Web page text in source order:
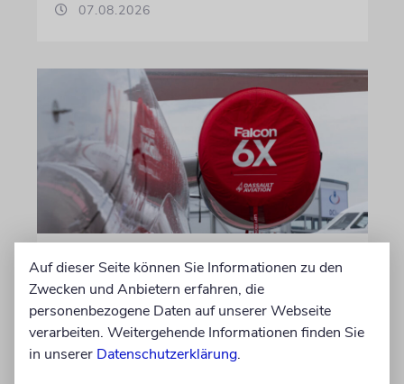
07.08.2026
DUBLIN
Wegen Israel-Boykott:
Irisches Regierungsflugzeug
kann nicht mehr im Nebel
landen
Auf dieser Seite können Sie Informationen zu den
Zwecken und Anbietern erfahren, die
personenbezogene Daten auf unserer Webseite
verarbeiten. Weitergehende Informationen finden Sie
in unserer Datenschutzerklärung.